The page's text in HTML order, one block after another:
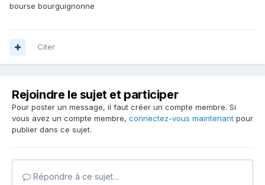
bourse bourguignonne
Citer
Rejoindre le sujet et participer
Pour poster un message, il faut créer un compte membre. Si
vous avez un compte membre, connectez-vous maintenant pour
publier dans ce sujet.
Répondre à ce sujet…